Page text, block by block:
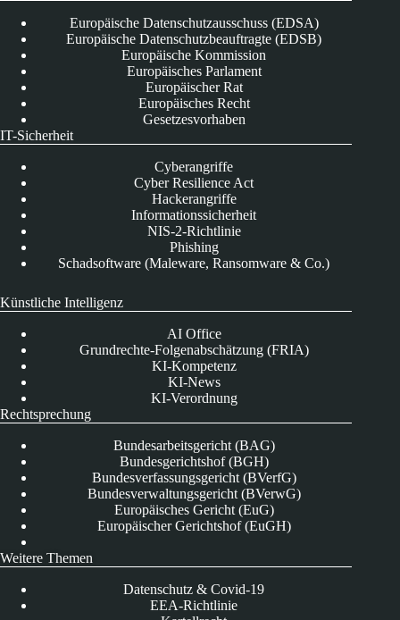
Europäische Datenschutzausschuss (EDSA)
Europäische Datenschutzbeauftragte (EDSB)
Europäische Kommission
Europäisches Parlament
Europäischer Rat
Europäisches Recht
Gesetzesvorhaben
IT-Sicherheit
Cyberangriffe
Cyber Resilience Act
Hackerangriffe
Informationssicherheit
NIS-2-Richtlinie
Phishing
Schadsoftware (Maleware, Ransomware & Co.)
Künstliche Intelligenz
AI Office
Grundrechte-Folgenabschätzung (FRIA)
KI-Kompetenz
KI-News
KI-Verordnung
Rechtsprechung
Bundesarbeitsgericht (BAG)
Bundesgerichtshof (BGH)
Bundesverfassungsgericht (BVerfG)
Bundesverwaltungsgericht (BVerwG)
Europäisches Gericht (EuG)
Europäischer Gerichtshof (EuGH)
Weitere Themen
Datenschutz & Covid-19
EEA-Richtlinie